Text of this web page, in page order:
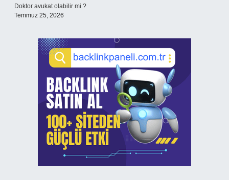
Doktor avukat olabilir mi ?
Temmuz 25, 2026